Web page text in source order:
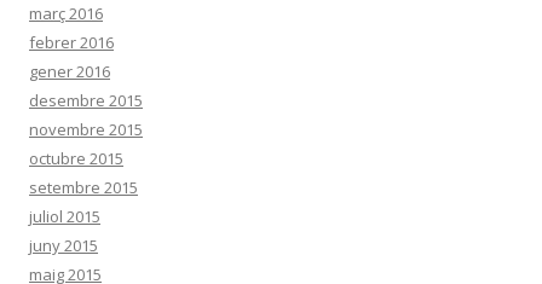
març 2016
febrer 2016
gener 2016
desembre 2015
novembre 2015
octubre 2015
setembre 2015
juliol 2015
juny 2015
maig 2015